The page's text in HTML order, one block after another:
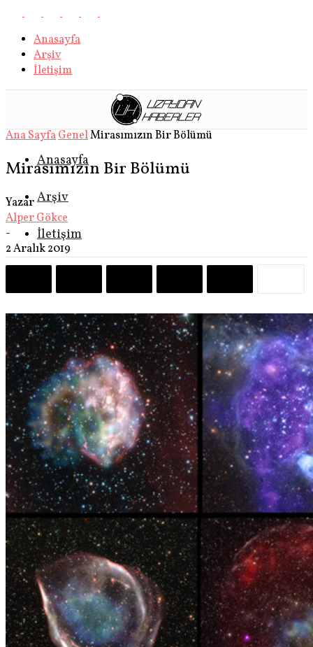
Anasayfa
Arşiv
İletişim
Anasayfa
Arşiv
İletişim
Ana SayfaGenelMirasımızın Bir Bölümü
Mirasımızın Bir Bölümü
Yazar
Alper Gökce
-
2 Aralık 2019